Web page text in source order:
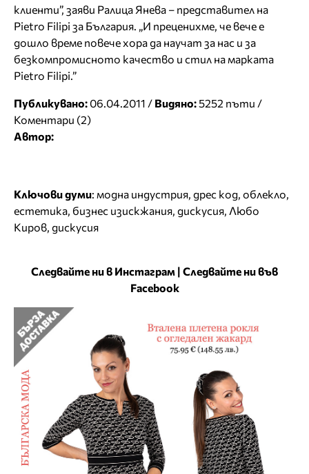
клиенти”, заяви Ралица Янева – представител на
Pietro Filipi за България. „И преценихме, че вече е
дошло време повече хора да научат за нас и за
безкомпромисното качество и стил на марката
Pietro Filipi.”
Публикувано: 06.04.2011 / Видяно: 5252 пъти /
Коментари (2)
Автор:
Ключови думи: модна индустрия дрес код облекло
естетика бизнес изискжания дискусия Любо
Киров дискусия
Следвайте ни в Инстаграм | Следвайте ни във
Facebook